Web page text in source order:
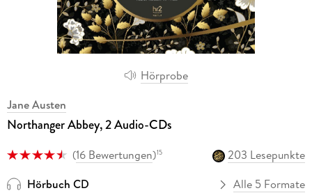
Hörprobe
Jane Austen
Northanger Abbey, 2 Audio-CDs
(16 Bewertungen)15
203 Lesepunkte
Hörbuch CD
Alle 5 Formate